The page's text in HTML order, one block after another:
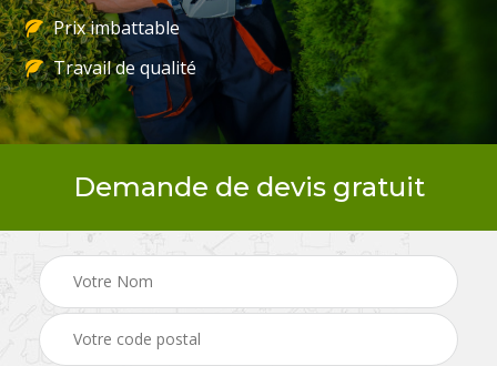
Prix imbattable
Travail de qualité
Demande de devis gratuit